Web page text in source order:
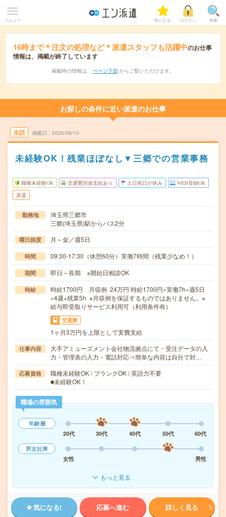
メニュー 気になる! ログイン 検索
16時まで＊注文の処理など＊派遣スタッフも活躍中のお仕事
情報は、掲載が終了しています
掲載時の情報は、 ページ下部 からご覧いただけます。
お探しの条件に近い派遣のお仕事
未読 掲載日 2026/08/10
未経験OK！残業ほぼなし▼三郷での営業事務
職種未経験OK 交通費別途支給あり 土日祝日が休み WEB登録OK
派遣
勤務地
埼玉県三郷市
三郷(埼玉県)駅からバス2分
曜日頻度 月～金／週5日
時間 09:30-17:30（休憩60分）実働7時間（残業少なめ！）
期間 即日～長期 ※開始日相談OK
時給
時給1700円 月収例 24万円 時給1700円×実働7h×週5日
×4週+残業5h ※月収例を保証するものではありません。※
給与即受取りサービス利用可（利用条件有）
交通費
1ヶ月3万円を上限として実費支給
仕事内容
大手アミューズメント会社物流拠点にて・受注データの入
力・管理表の入力・電話対応⇒簡単な内容は自分で対…
応募資格
職種未経験OK / ブランクOK / 英語力不要
■未経験OK！
職場の雰囲気
年齢層
20代
30代 40代 50代
60代
男女比率
女性
男性
もっと見る
気になる! 応募へ進む 詳しく見る